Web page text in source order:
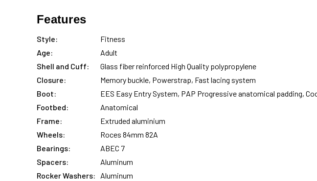
Features
Style:
Fitness
Age:
Adult
Shell and Cuff:
Glass fiber reinforced High Quality polypropylene
Closure:
Memory buckle, Powerstrap, Fast lacing system
Boot:
EES Easy Entry System, PAP Progressive anatomical padding,
Footbed:
Anatomical
Frame:
Extruded aluminium
Wheels:
Roces 84mm 82A
Bearings:
ABEC 7
Spacers:
Aluminum
Rocker Washers:
Aluminum